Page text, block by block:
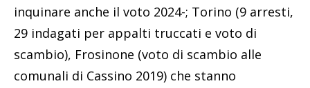
inquinare anche il voto 2024-; Torino (9 arresti,
29 indagati per appalti truccati e voto di
scambio), Frosinone (voto di scambio alle
comunali di Cassino 2019) che stanno